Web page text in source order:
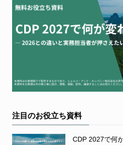
注目のお役立ち資料
CDP 2027で何